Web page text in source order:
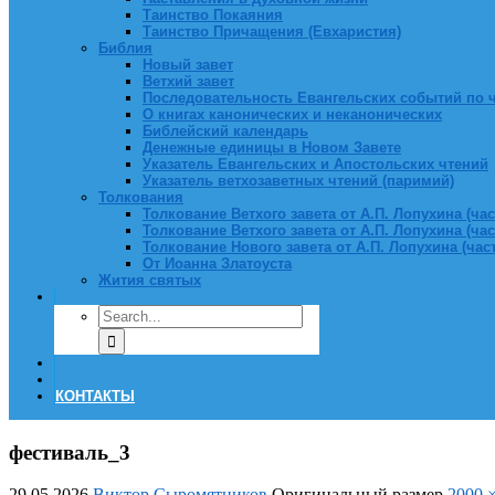
Таинство Покаяния
Таинство Причащения (Евхаристия)
Библия
Новый завет
Ветхий завет
Последовательность Евангельских событий по
О книгах канонических и неканонических
Библейский календарь
Денежные единицы в Новом Завете
Указатель Евангельских и Апостольских чтений
Указатель ветхозаветных чтений (паримий)
Толкования
Толкование Ветхого завета от А.П. Лопухина
Толкование Ветхого завета от А.П. Лопухина
Толкование Нового завета от А.П. Лопухина
От Иоанна Златоуста
Жития святых
КОНТАКТЫ
фестиваль_3